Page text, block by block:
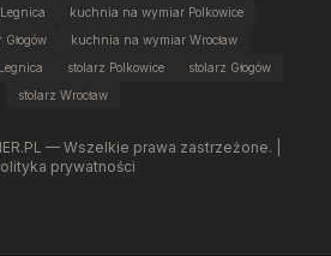
kuchnia na wymiar Polkowice
kuchnia na wymiar Wrocław
stolarz Polkowice
stolarz Głogów
stolarz Wrocław
— Wszelkie prawa zastrzeżone. |
prywatności